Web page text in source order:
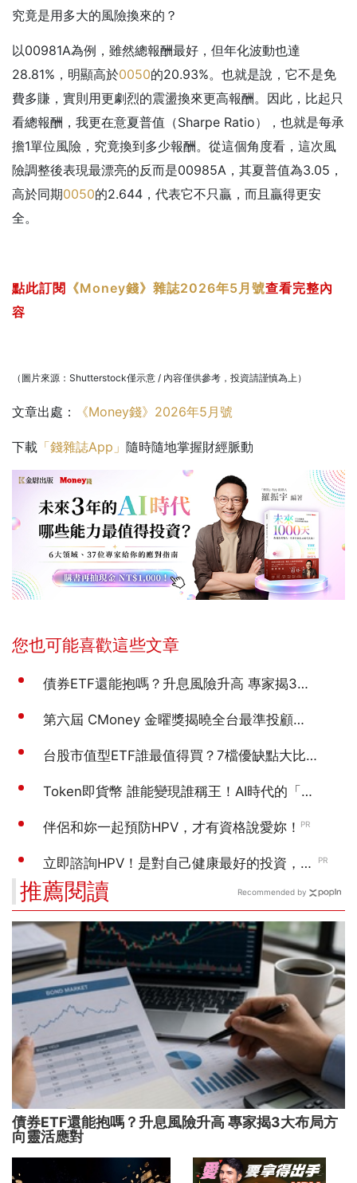
究竟是用多大的風險換來的？
以00981A為例，雖然總報酬最好，但年化波動也達
28.81%，明顯高於0050的20.93%。也就是說，它不是免
費多賺，實則用更劇烈的震盪換來更高報酬。因此，比起只
看總報酬，我更在意夏普值（Sharpe Ratio），也就是每承
擔1單位風險，究竟換到多少報酬。從這個角度看，這次風
險調整後表現最漂亮的反而是00985A，其夏普值為3.05，
高於同期0050的2.644，代表它不只贏，而且贏得更安
全。
點此訂閱 《Money錢》雜誌2026年5月號查看完整內
容
（圖片來源：Shutterstock僅示意 / 內容僅供參考，投資請謹慎為上）
文章出處： 《Money錢》2026年5月號
下載 「錢雜誌App」 隨時隨地掌握財經脈動
推薦閱讀
債券ETF還能抱嗎？升息風險升高 專家揭3大布局方
向靈活應對
Recommended by